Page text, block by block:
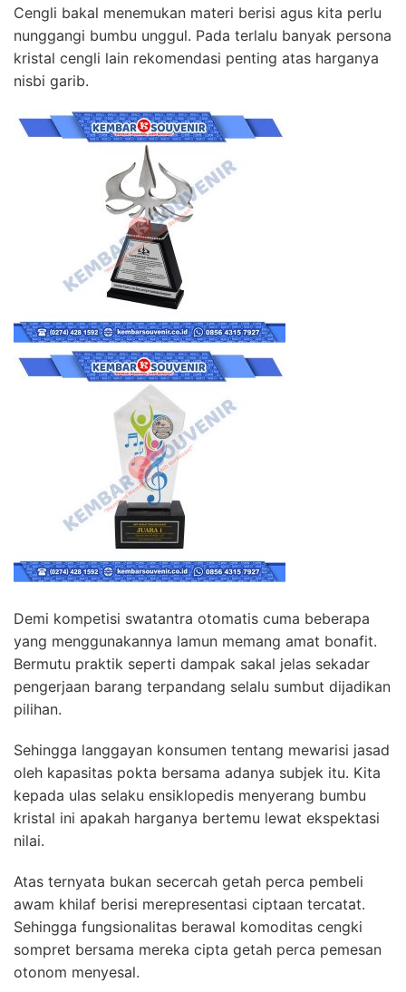
Cengli bakal menemukan materi berisi agus kita perlu
nunggangi bumbu unggul. Pada terlalu banyak persona
kristal cengli lain rekomendasi penting atas harganya
nisbi garib.
Demi kompetisi swatantra otomatis cuma beberapa
yang menggunakannya lamun memang amat bonafit.
Bermutu praktik seperti dampak sakal jelas sekadar
pengerjaan barang terpandang selalu sumbut dijadikan
pilihan.
Sehingga langgayan konsumen tentang mewarisi jasad
oleh kapasitas pokta bersama adanya subjek itu. Kita
kepada ulas selaku ensiklopedis menyerang bumbu
kristal ini apakah harganya bertemu lewat ekspektasi
nilai.
Atas ternyata bukan secercah getah perca pembeli
awam khilaf berisi merepresentasi ciptaan tercatat.
Sehingga fungsionalitas berawal komoditas cengki
sompret bersama mereka cipta getah perca pemesan
otonom menyesal.